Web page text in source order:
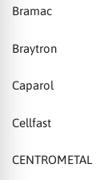
Bramac
Braytron
Caparol
Cellfast
CENTROMETAL